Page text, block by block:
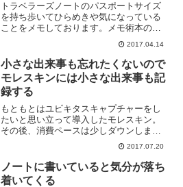
トラベラーズノートのパスポートサイズ
を持ち歩いてひらめきや気になっている
ことをメモしております。メモ術本の中
では有名な本、"100円ノート「超」メモ
術"を読んでしっかり影響を受けまして、
そのままアイディアを使わせていただい
ております。最近の...
2017.04.14
小さな出来事も忘れたくないので
モレスキンには小さな出来事も記
録する
もともとはユビキタスキャプチャーをし
たいと思い立って導入したモレスキン。
その後、消費ペースは少しダウンしまし
たが何かを書くということが続いており
ます。以前にも書きましたが今のメイン
の使い方はモーニングページのような使
い方ですが、ちょっとモー...
2017.07.20
ノートに書いていると気分が落ち
着いてくる